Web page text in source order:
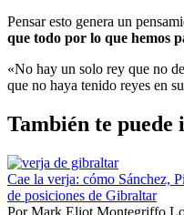
Pensar esto genera un
que todo por lo que hemos
«No hay un solo rey que no
que no haya tenido reyes en
También te puede
Cae la verja: cómo Sánchez,
de posiciones de Gibraltar
Por Mark Eliot Montegriffo Lo